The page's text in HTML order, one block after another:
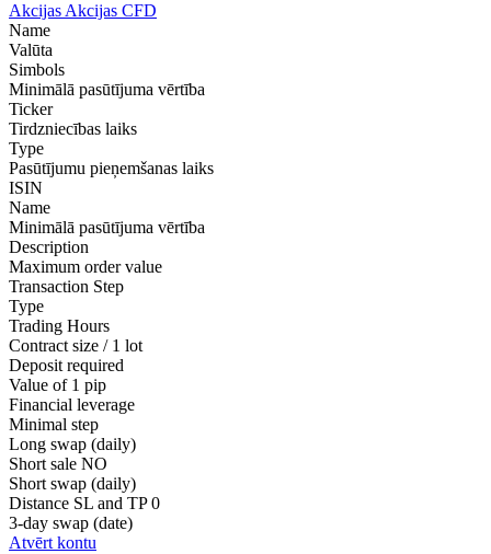
Akcijas Akcijas CFD
Name
Valūta
Simbols
Minimālā pasūtījuma vērtība
Ticker
Tirdzniecības laiks
Type
Pasūtījumu pieņemšanas laiks
ISIN
Name
Minimālā pasūtījuma vērtība
Description
Maximum order value
Transaction Step
Type
Trading Hours
Contract size / 1 lot
Deposit required
Value of 1 pip
Financial leverage
Minimal step
Long swap (daily)
Short sale NO
Short swap (daily)
Distance SL and TP 0
3-day swap (date)
Atvērt kontu